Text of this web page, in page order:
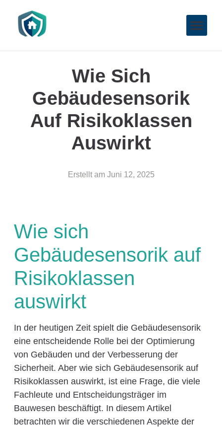
Wie Sich
Gebäudesensorik
Auf Risikoklassen
Auswirkt
Erstellt am Juni 12, 2025
Wie sich
Gebäudesensorik auf
Risikoklassen
auswirkt
In der heutigen Zeit spielt die Gebäudesensorik
eine entscheidende Rolle bei der Optimierung
von Gebäuden und der Verbesserung der
Sicherheit. Aber wie sich Gebäudesensorik auf
Risikoklassen auswirkt, ist eine Frage, die viele
Fachleute und Entscheidungsträger im
Bauwesen beschäftigt. In diesem Artikel
betrachten wir die verschiedenen Aspekte der